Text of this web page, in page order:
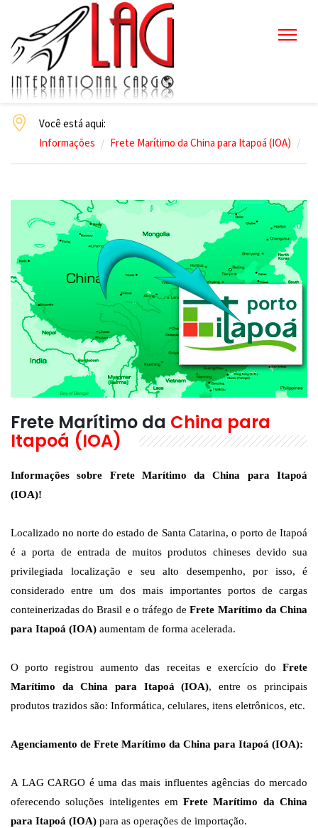
Você está aqui:
Informações
Frete Marítimo da China para Itapoá (IOA)
Frete Marítimo da China para
Itapoá (IOA)
Informações sobre Frete Marítimo da China para Itapoá
(IOA)!
Localizado no norte do estado de Santa Catarina, o porto de Itapoá
é a porta de entrada de muitos produtos chineses devido sua
privilegiada localização e seu alto desempenho, por isso, é
considerado entre um dos mais importantes portos de cargas
conteinerizadas do Brasil e o tráfego deFrete Marítimo da China
para Itapoá (IOA) aumentam de forma acelerada.
O porto registrou aumento das receitas e exercício do Frete
Marítimo da China para Itapoá (IOA), entre os principais
produtos trazidos são: Informática, celulares, itens eletrônicos, etc.
Agenciamento de Frete Marítimo da China para Itapoá (IOA):
A LAG CARGO é uma das mais influentes agências do mercado
oferecendo soluções inteligentes emFrete Marítimo da China
para Itapoá (IOA) para as operações de importação.